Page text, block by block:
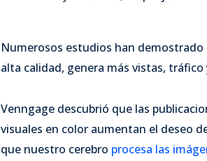
Numerosos estudios han
alta calidad, genera más vistas,
Venngage descubrió que las
visuales en color aumentan el deseo
que nuestro cerebro procesa las